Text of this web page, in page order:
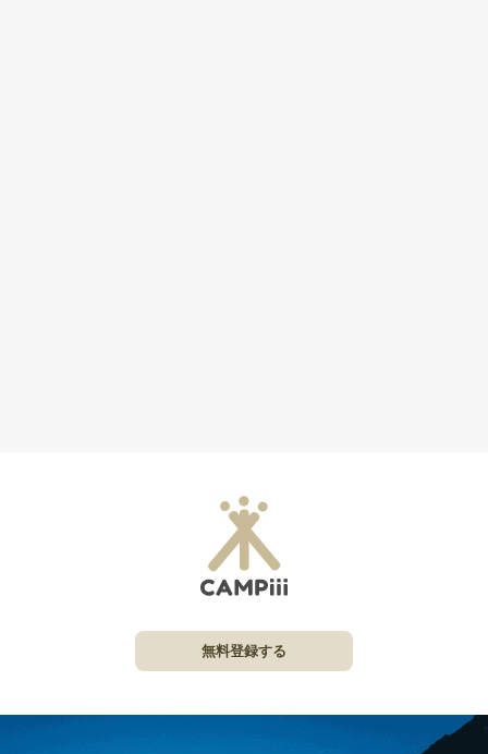
無料登録する